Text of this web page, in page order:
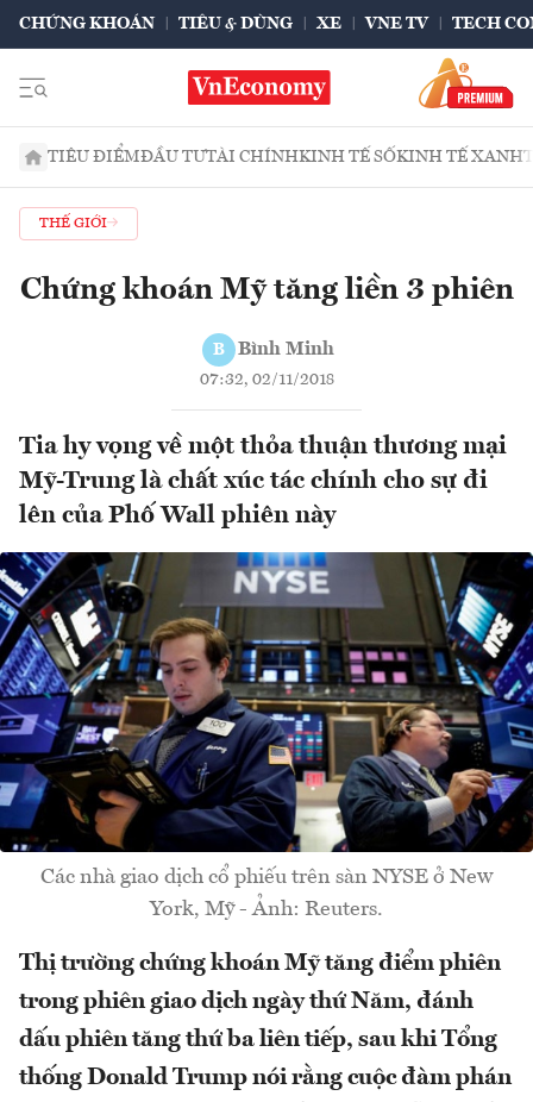
CHỨNG KHOÁN TIÊU & DÙNG XE VNE TV TECH
TIÊU ĐIỂMĐẦU TƯTÀI CHÍNHKINH TẾ SỐKINH TẾ XANH
THẾ GIỚI
Chứng khoán Mỹ tăng liền 3 phiên
B Bình Minh
07:32, 02/11/2018
Tia hy vọng về một thỏa thuận thương mại
Mỹ-Trung là chất xúc tác chính cho sự đi
lên của Phố Wall phiên này
Các nhà giao dịch cổ phiếu trên sàn NYSE ở New
York, Mỹ - Ảnh: Reuters.
Thị trường chứng khoán Mỹ tăng điểm phiên
trong phiên giao dịch ngày thứ Năm, đánh
dấu phiên tăng thứ ba liên tiếp, sau khi Tổng
thống Donald Trump nói rằng cuộc đàm phán